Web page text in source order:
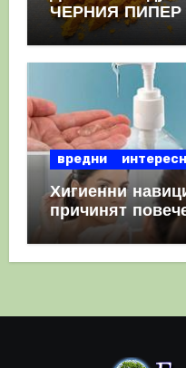
ЧЕРНИЯ ПИПЕР
комбинация
вредни
Хигиенни
причинят
полза